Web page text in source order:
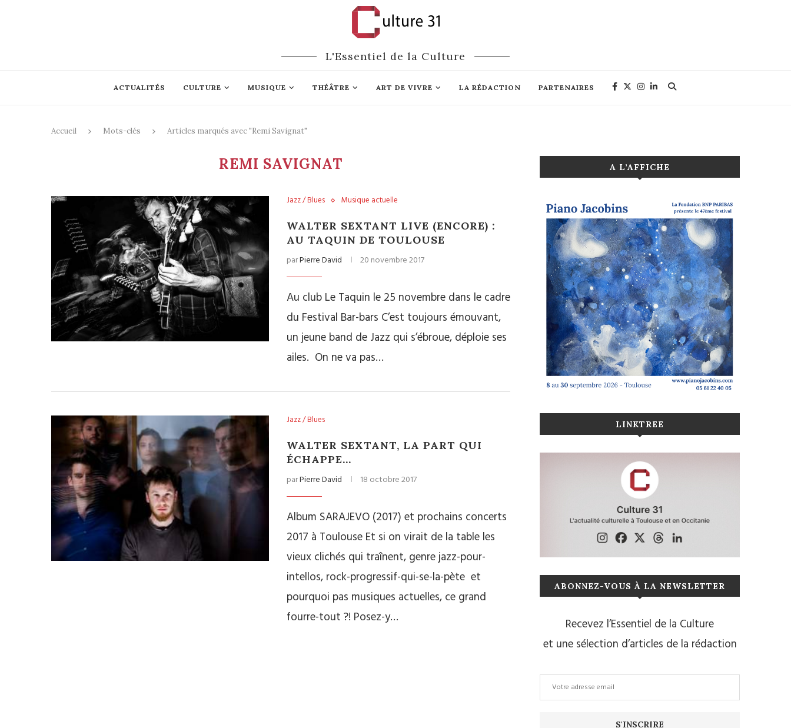
L'Essentiel de la Culture
ACTUALITÉS CULTURE MUSIQUE THÉÂTRE ART DE VIVRE LA RÉDACTION PARTENAIRES
Accueil Mots-clés Articles marqués avec "Remi Savignat"
REMI SAVIGNAT
Jazz / Blues Musique actuelle
WALTER SEXTANT LIVE (ENCORE) :
AU TAQUIN DE TOULOUSE
parPierre David 20 novembre 2017
Au club Le Taquin le 25 novembre dans le cadre
du Festival Bar-bars C’est toujours émouvant,
un jeune band de Jazz qui s’ébroue, déploie ses
ailes. On ne va pas…
Jazz / Blues
WALTER SEXTANT, LA PART QUI
ÉCHAPPE…
parPierre David 18 octobre 2017
Album SARAJEVO (2017) et prochains concerts
2017 à Toulouse Et si on virait de la table les
vieux clichés qui traînent, genre jazz-pour-
intellos, rock-progressif-qui-se-la-pète et
pourquoi pas musiques actuelles, ce grand
fourre-tout ?! Posez-y…
A L’AFFICHE
LINKTREE
ABONNEZ-VOUS À LA NEWSLETTER
Recevez l’Essentiel de la Culture
et une sélection d’articles de la rédaction